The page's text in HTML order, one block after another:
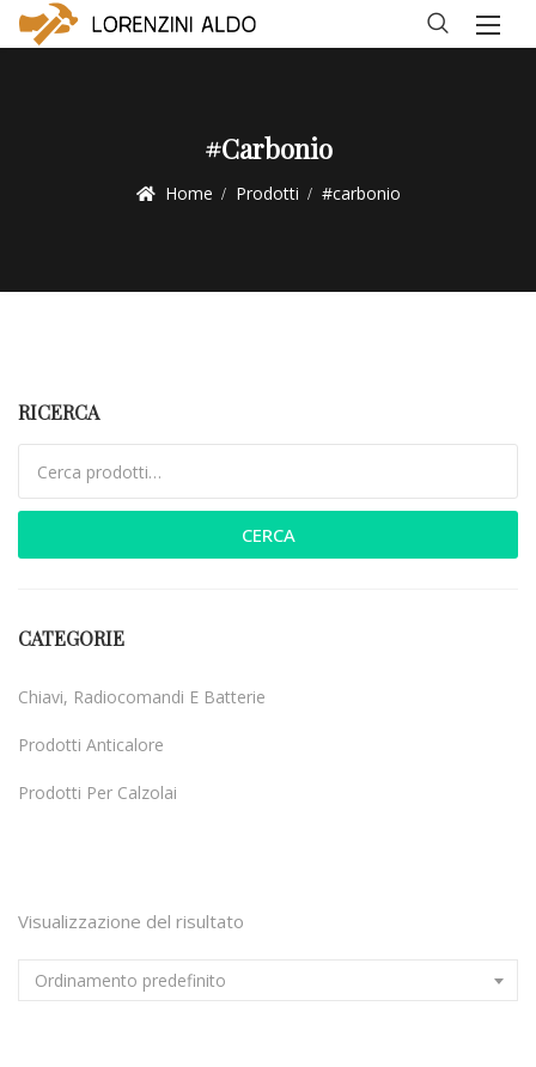
#carbonio
Home Prodotti #carbonio
RICERCA
CERCA
CATEGORIE
Chiavi, Radiocomandi E Batterie
Prodotti Anticalore
Prodotti Per Calzolai
Visualizzazione del risultato
Ordinamento predefinito